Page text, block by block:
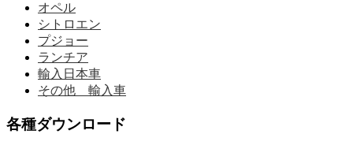
オペル
シトロエン
プジョー
ランチア
輸入日本車
その他 輸入車
各種ダウンロード